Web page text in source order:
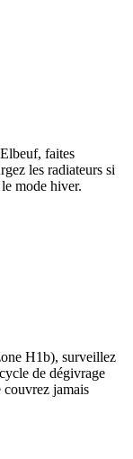
faites
les radiateurs si
mode hiver.
H1b), surveillez
de dégivrage
jamais